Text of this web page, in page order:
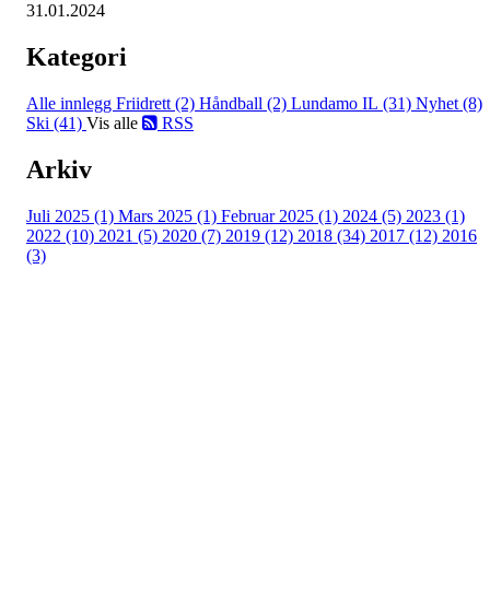
31.01.2024
Kategori
Alle innlegg Friidrett (2) Håndball (2) Lundamo IL (31) Nyhet (8)
Ski (41) Vis alle RSS
Arkiv
Juli 2025 (1) Mars 2025 (1) Februar 2025 (1) 2024 (5) 2023 (1)
2022 (10) 2021 (5) 2020 (7) 2019 (12) 2018 (34) 2017 (12) 2016
(3)